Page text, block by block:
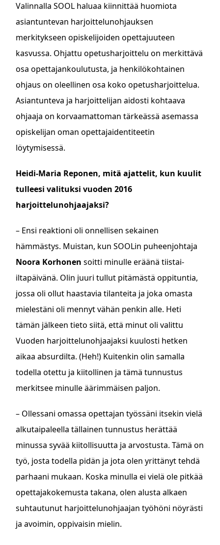
Valinnalla SOOL haluaa kiinnittää huomiota
asiantuntevan harjoittelunohjauksen
merkitykseen opiskelijoiden opettajuuteen
kasvussa. Ohjattu opetusharjoittelu on merkittävä
osa opettajankoulutusta, ja henkilökohtainen
ohjaus on oleellinen osa koko opetusharjoittelua.
Asiantunteva ja harjoittelijan aidosti kohtaava
ohjaaja on korvaamattoman tärkeässä asemassa
opiskelijan oman opettajaidentiteetin
löytymisessä.
Heidi-Maria Reponen, mitä ajattelit, kun kuulit
tulleesi valituksi vuoden 2016
harjoittelunohjaajaksi?
– Ensi reaktioni oli onnellisen sekainen
hämmästys. Muistan, kun SOOLin puheenjohtaja
Noora Korhonen soitti minulle eräänä tiistai-
iltapäivänä. Olin juuri tullut pitämästä oppituntia,
jossa oli ollut haastavia tilanteita ja joka omasta
mielestäni oli mennyt vähän penkin alle. Heti
tämän jälkeen tieto siitä, että minut oli valittu
Vuoden harjoittelunohjaajaksi kuulosti hetken
aikaa absurdilta. (Heh!) Kuitenkin olin samalla
todella otettu ja kiitollinen ja tämä tunnustus
merkitsee minulle äärimmäisen paljon.
– Ollessani omassa opettajan työssäni itsekin vielä
alkutaipaleella tällainen tunnustus herättää
minussa syvää kiitollisuutta ja arvostusta. Tämä on
työ, josta todella pidän ja jota olen yrittänyt tehdä
parhaani mukaan. Koska minulla ei vielä ole pitkää
opettajakokemusta takana, olen alusta alkaen
suhtautunut harjoittelunohjaajan työhöni nöyrästi
ja avoimin, oppivaisin mielin.